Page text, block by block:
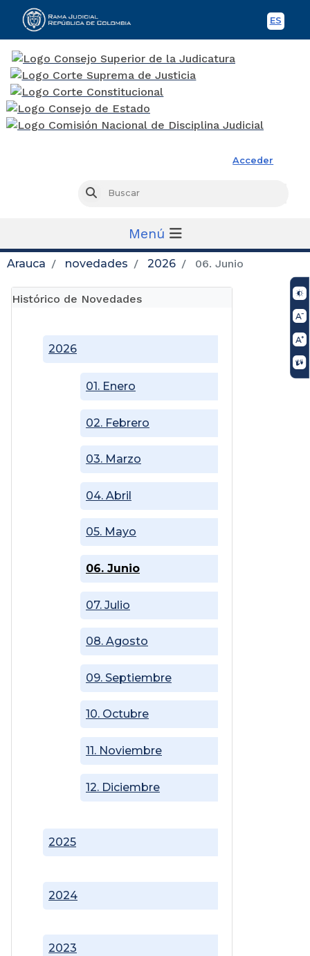
ES
Acceder
Buscar
Menú
Arauca novedades 2026 06. Junio
Histórico de Novedades
2023
2024
2025
2026
01. Enero
02. Febrero
03. Marzo
04. Abril
05. Mayo
06. Junio
07. Julio
08. Agosto
09. Septiembre
10. Octubre
11. Noviembre
12. Diciembre